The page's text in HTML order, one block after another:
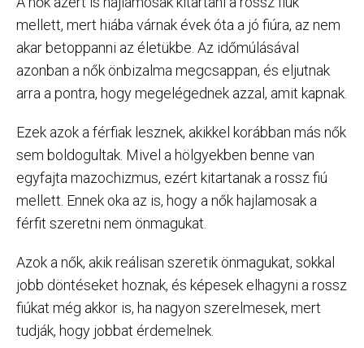
mellett, mert hiába várnak évek óta a jó fiúra, az nem
akar betoppanni az életükbe. Az időmúlásával
azonban a nők önbizalma megcsappan, és eljutnak
arra a pontra, hogy megelégednek azzal, amit kapnak.
Ezek azok a férfiak lesznek, akikkel korábban más nők
sem boldogultak. Mivel a hölgyekben benne van
egyfajta mazochizmus, ezért kitartanak a rossz fiú
mellett. Ennek oka az is, hogy a nők hajlamosak a
férfit szeretni nem önmagukat.
Azok a nők, akik reálisan szeretik önmagukat, sokkal
jobb döntéseket hoznak, és képesek elhagyni a rossz
fiúkat még akkor is, ha nagyon szerelmesek, mert
tudják, hogy jobbat érdemelnek.